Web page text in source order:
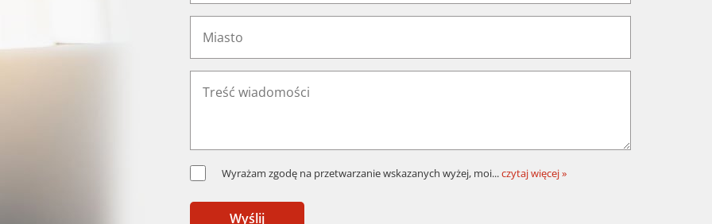
Wyrażam zgodę na przetwarzanie wskazanych wyżej, moi...czytaj więcej »
Wyślij